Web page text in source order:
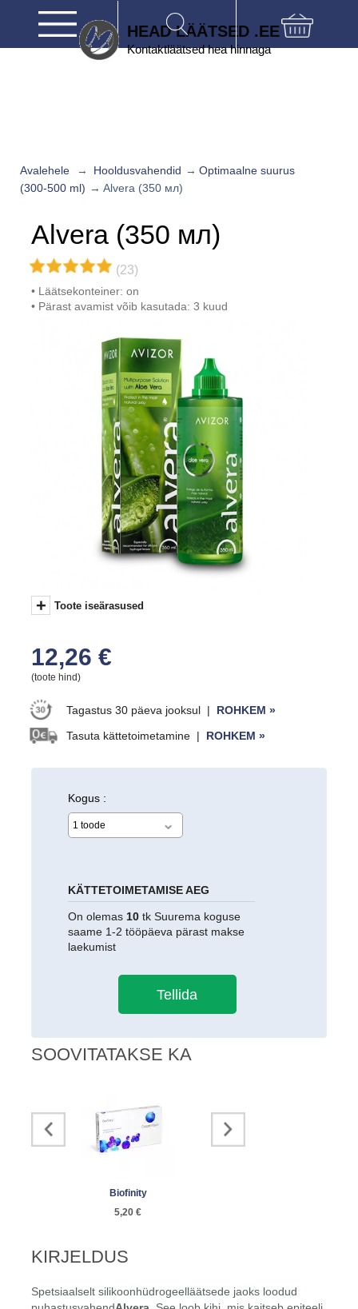
HEAD LÄÄTSED .EE
Kontaktläätsed hea hinnaga‏
Avalehele → Hooldusvahendid → Optimaalne suurus
(300-500 ml) → Alvera (350 мл)
Alvera (350 мл)
(23)
Läätsekonteiner: on
Pärast avamist võib kasutada: 3 kuud
+ Toote iseärasused
12,26 €
(toote hind)
|
ROHKEM »
Tasuta kättetoimetamine | ROHKEM »
Kogus :
KÄTTETOIMETAMISE AEG
On olemas 10 tk Suurema koguse
saame 1-2 tööpäeva pärast makse
laekumist
SOOVITATAKSE KA
Biofinity
5,20 €
KIRJELDUS
Spetsiaalselt silikoonhüdrogeelläätsede jaoks loodud